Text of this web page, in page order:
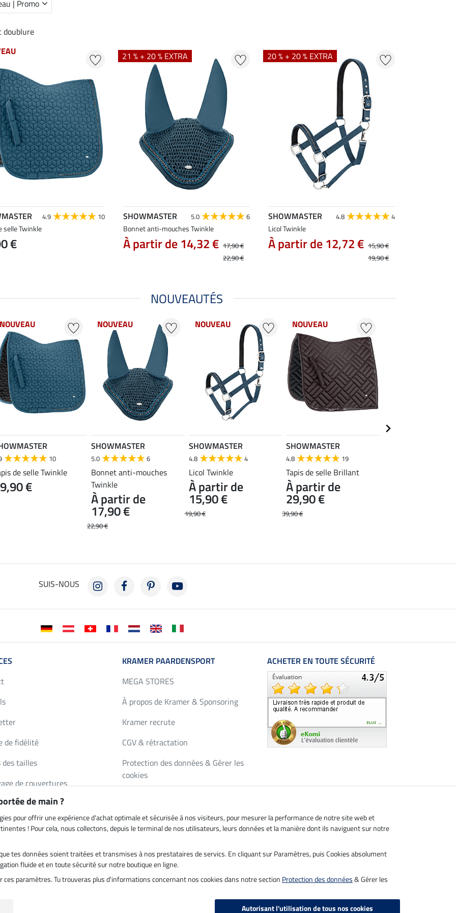
| Promo
doublure
4.9 10
selle Twinkle
€
21 % + 20 % EXTRA
SHOWMASTER 5.0 6
Bonnet anti-mouches Twinkle
À partir de 14,32 € 17,90 €
22,90 €
20 % + 20 % EXTRA
SHOWMASTER 4.8 4
Licol Twinkle
À partir de 12,72 € 15,90 €
19,90 €
NOUVEAUTÉS
NOUVEAU
10
de selle Twinkle
€
NOUVEAU
SHOWMASTER
5.0 6
Bonnet anti-mouches
Twinkle
22,90 €
À partir de
17,90 €
NOUVEAU
SHOWMASTER
4.8 4
Licol Twinkle
19,90 €
À partir de
15,90 €
NOUVEAU
SHOWMASTER
4.8 19
Tapis de selle Brillant
39,90 €
À partir de
29,90 €
SUIS-NOUS
de fidélité
des tailles
de couvertures
de catalogue
KRAMER PAARDENSPORT
MEGA STORES
À propos de Kramer & Sponsoring
Kramer recrute
CGV & rétractation
Protection des données & Gérer les
cookies
ACHETER EN TOUTE SÉCURITÉ
par Paiement sécurisé
de main ?
pour offrir une expérience d'achat optimale et sécurisée à nos visiteurs, pour mesurer la performance de notre site web et
! Pour cela, nous collectons, depuis le terminal de nos utilisateurs, leurs données et la manière dont ils naviguent sur notre
tes données soient traitées et transmises à nos prestataires de servics. En cliquant sur Paramètres, puis Cookies absolument
fluide et en toute sécurité sur notre boutique en ligne.
paramètres. Tu trouveras plus d'informations concernant nos cookies dans notre section Protection des données& Gérer les
Autorisant l'utilisation de tous nos cookies